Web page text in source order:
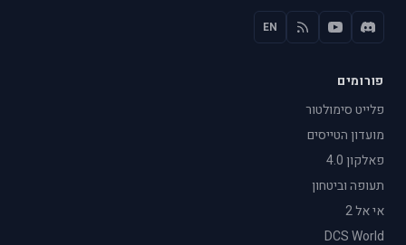
EN
פורומים
פלייט סימולטור
מועדון הטייסים
פאלקון 4.0
תעופה וביטחון
אי אל 2
DCS World